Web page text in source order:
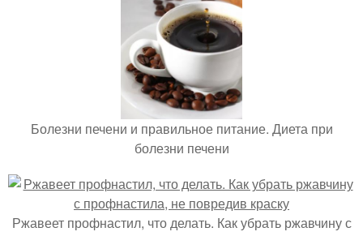
Болезни печени и правильное питание. Диета при
болезни печени
Ржавеет профнастил, что делать. Как убрать ржавчину с